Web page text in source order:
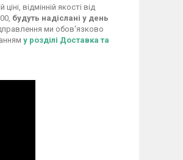
відмінній якості від
будуть надіслані у день
ми обов'язково
у розділі Доставка та